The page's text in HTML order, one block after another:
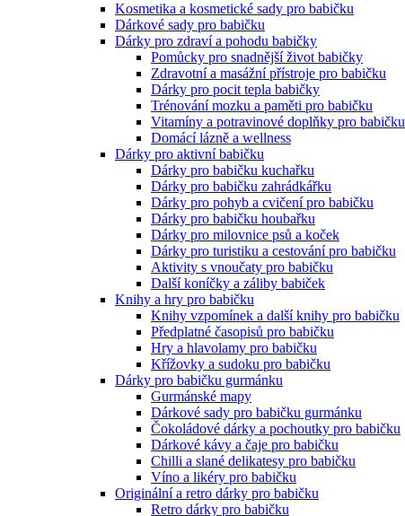
Kosmetika a kosmetické sady pro babičku
Dárkové sady pro babičku
Dárky pro zdraví a pohodu babičky
Pomůcky pro snadnější život babičky
Zdravotní a masážní přístroje pro babičku
Dárky pro pocit tepla babičky
Trénování mozku a paměti pro babičku
Vitamíny a potravinové doplňky pro babičku
Domácí lázně a wellness
Dárky pro aktivní babičku
Dárky pro babičku kuchařku
Dárky pro babičku zahrádkářku
Dárky pro pohyb a cvičení pro babičku
Dárky pro babičku houbařku
Dárky pro milovnice psů a koček
Dárky pro turistiku a cestování pro babičku
Aktivity s vnoučaty pro babičku
Další koníčky a záliby babiček
Knihy a hry pro babičku
Knihy vzpomínek a další knihy pro babičku
Předplatné časopisů pro babičku
Hry a hlavolamy pro babičku
Křížovky a sudoku pro babičku
Dárky pro babičku gurmánku
Gurmánské mapy
Dárkové sady pro babičku gurmánku
Čokoládové dárky a pochoutky pro babičku
Dárkové kávy a čaje pro babičku
Chilli a slané delikatesy pro babičku
Víno a likéry pro babičku
Originální a retro dárky pro babičku
Retro dárky pro babičku